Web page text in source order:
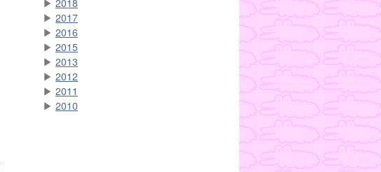
▶ 2018
▶ 2017
▶ 2016
▶ 2015
▶ 2013
▶ 2012
▶ 2011
▶ 2010